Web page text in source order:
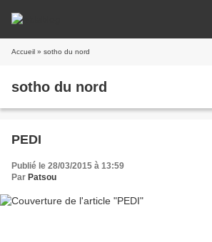
Accueil » sotho du nord
sotho du nord
PEDI
Publié le 28/03/2015 à 13:59
Par Patsou